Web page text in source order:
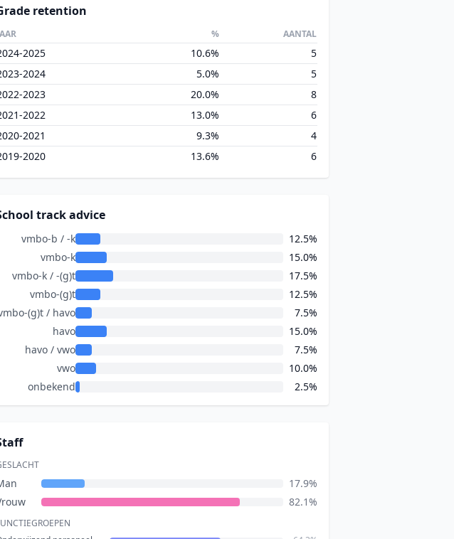
retention
% AANTAL
2025 10.6%
5
2024
5.0%
5
2023
20.0%
8
2022
13.0%
6
2021
9.3%
4
2020
13.6% 6
track advice
vmbo-b / -k
12.5%
vmbo-k
15.0%
vmbo-k / -(g)t
17.5%
vmbo-(g)t
12.5%
(g)t / havo
7.5%
havo
15.0%
havo / vwo
7.5%
vwo
10.0%
onbekend
2.5%
17.9%
82.1%